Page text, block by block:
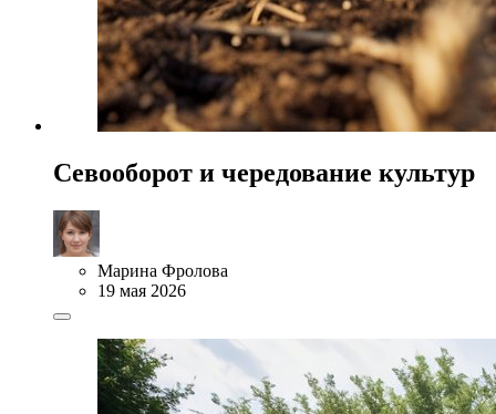
Севооборот и чередование культур
Марина Фролова
19 мая 2026